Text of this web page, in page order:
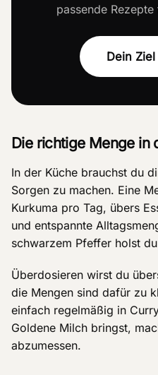
passende
Dein
Die richtige Menge in
In der Küche brauchst du
Sorgen zu machen. Eine
Kurkuma pro Tag, übers
und entspannte
schwarzem Pfeffer holst
Überdosieren wirst du
die Mengen sind dafür zu
einfach regelmäßig in
Goldene Milch bringst,
abzumessen.